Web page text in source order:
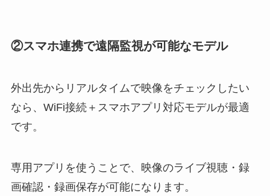
②スマホ連携で遠隔監視が可能なモデル
外出先からリアルタイムで映像をチェックしたい
なら、WiFi接続＋スマホアプリ対応モデルが最適
です。
専用アプリを使うことで、映像のライブ視聴・録
画確認・録画保存が可能になります。